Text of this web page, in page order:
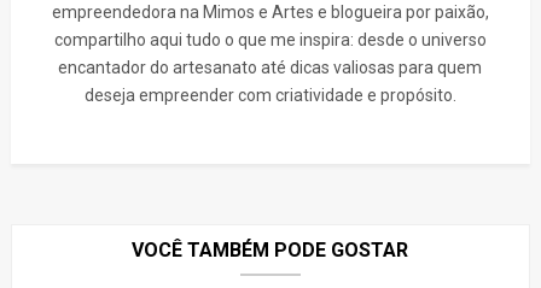
empreendedora na Mimos e Artes e blogueira por paixão,
compartilho aqui tudo o que me inspira: desde o universo
encantador do artesanato até dicas valiosas para quem
deseja empreender com criatividade e propósito.
VOCÊ TAMBÉM PODE GOSTAR